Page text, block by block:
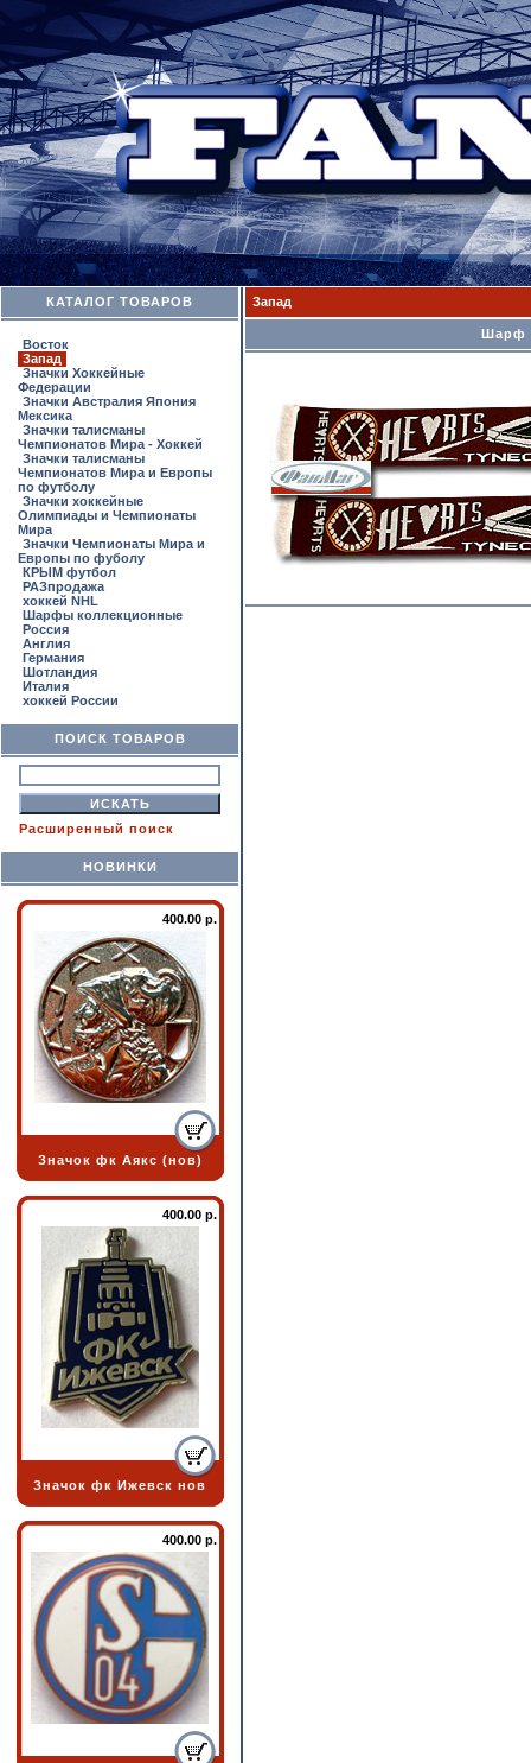
КАТАЛОГ ТОВАРОВ
Восток
Запад
Значки Хоккейные
Федерации
Значки Австралия Япония
Мексика
Значки талисманы
Чемпионатов Мира - Хоккей
Значки талисманы
Чемпионатов Мира и Европы
по футболу
Значки хоккейные
Олимпиады и Чемпионаты
Мира
Значки Чемпионаты Мира и
Европы по фуболу
КРЫМ футбол
РАЗпродажа
хоккей NHL
Шарфы коллекционные
Россия
Англия
Германия
Шотландия
Италия
хоккей России
ПОИСК ТОВАРОВ
Расширенный поиск
НОВИНКИ
400.00 р.
Значок фк Аякс (нов)
400.00 р.
Значок фк Ижевск нов
400.00 р.
Запад
Шарф